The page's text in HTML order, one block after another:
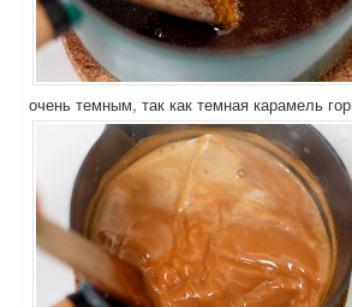
очень темным, так как темная карамель